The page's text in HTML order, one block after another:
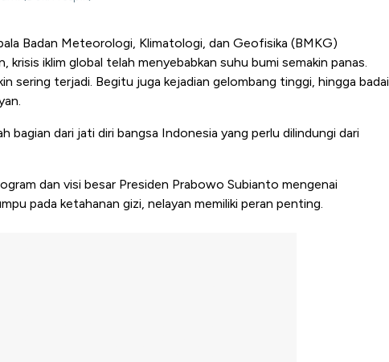
Badan Meteorologi, Klimatologi, dan Geofisika (BMKG)
krisis iklim global telah menyebabkan suhu bumi semakin panas.
sering terjadi. Begitu juga kejadian gelombang tinggi, hingga badai
bagian dari jati diri bangsa Indonesia yang perlu dilindungi dari
dan visi besar Presiden Prabowo Subianto mengenai
pada ketahanan gizi, nelayan memiliki peran penting.